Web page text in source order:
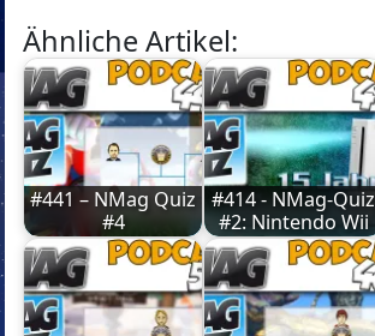
Ähnliche Artikel:
#441 – NMag Quiz
#4
#414 - NMag-Quiz
#2: Nintendo Wii